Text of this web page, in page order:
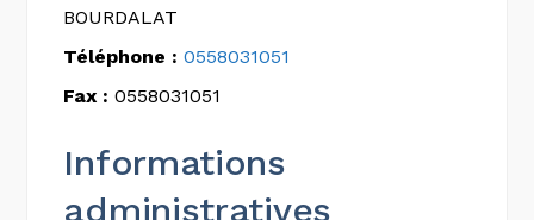
BOURDALAT
Téléphone : 0558031051
Fax : 0558031051
Informations
administratives